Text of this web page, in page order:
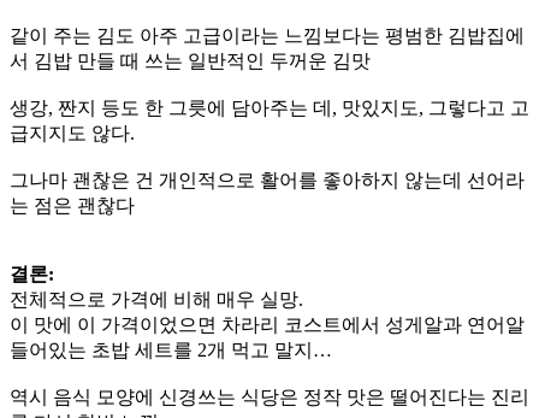
같이 주는 김도 아주 고급이라는 느낌보다는 평범한 김밥집에
서 김밥 만들 때 쓰는 일반적인 두꺼운 김맛
생강, 짠지 등도 한 그릇에 담아주는 데, 맛있지도, 그렇다고 고
급지지도 않다.
그나마 괜찮은 건 개인적으로 활어를 좋아하지 않는데 선어라
는 점은 괜찮다
결론:
전체적으로 가격에 비해 매우 실망.
이 맛에 이 가격이었으면 차라리 코스트에서 성게알과 연어알
들어있는 초밥 세트를 2개 먹고 말지…
역시 음식 모양에 신경쓰는 식당은 정작 맛은 떨어진다는 진리